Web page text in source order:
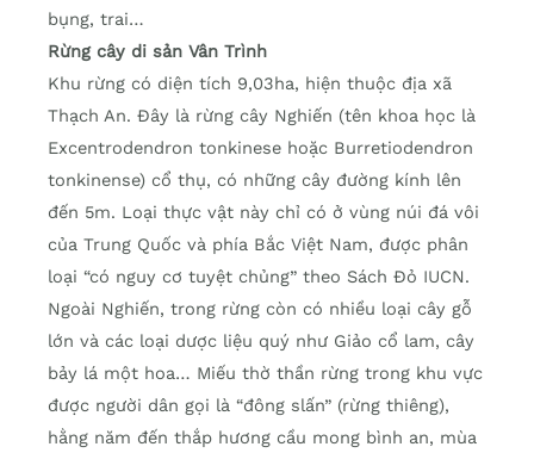
bụng, trai…
Rừng cây di sản Vân Trình
Khu rừng có diện tích 9,03ha, hiện thuộc địa xã
Thạch An. Đây là rừng cây Nghiến (tên khoa học là
Excentrodendron tonkinese hoặc Burretiodendron
tonkinense) cổ thụ, có những cây đường kính lên
đến 5m. Loại thực vật này chỉ có ở vùng núi đá vôi
của Trung Quốc và phía Bắc Việt Nam, được phân
loại “có nguy cơ tuyệt chủng” theo Sách Đỏ IUCN.
Ngoài Nghiến, trong rừng còn có nhiều loại cây gỗ
lớn và các loại dược liệu quý như Giảo cổ lam, cây
bảy lá một hoa… Miếu thờ thần rừng trong khu vực
được người dân gọi là “đông slấn” (rừng thiêng),
hằng năm đến thắp hương cầu mong bình an, mùa